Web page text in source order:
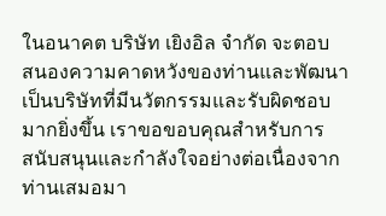
ในอนาคต บริษัท เยิงอิล จำกัด จะตอบ
สนองความคาดหวังของท่านและพัฒนา
เป็นบริษัทที่มีนวัตกรรมและรับผิดชอบ
มากยิ่งขึ้น เราขอขอบคุณสำหรับการ
สนับสนุนและกำลังใจอย่างต่อเนื่องจาก
ท่านเสมอมา